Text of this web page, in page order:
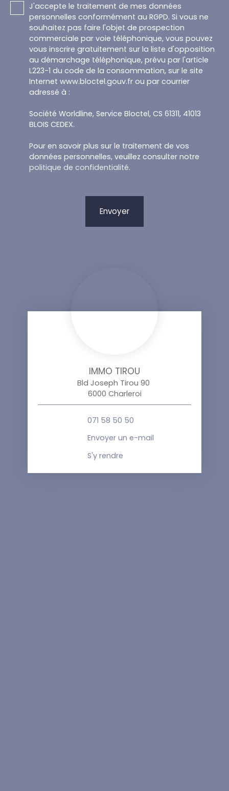
J'accepte le traitement de mes données
personnelles conformément au RGPD. Si vous ne
souhaitez pas faire l'objet de prospection
commerciale par voie téléphonique, vous pouvez
vous inscrire gratuitement sur la liste d'opposition
au démarchage téléphonique, prévu par l'article
L223-1 du code de la consommation, sur le site
Internet www.bloctel.gouv.fr ou par courrier
adressé à :
Société Worldline, Service Bloctel, CS 61311, 41013
BLOIS CEDEX.
Pour en savoir plus sur le traitement de vos
données personnelles, veuillez consulter notre
politique de confidentialité.
Envoyer
IMMO TIROU
Bld Joseph Tirou 90
6000 Charleroi
071 58 50 50
Envoyer un e-mail
S'y rendre